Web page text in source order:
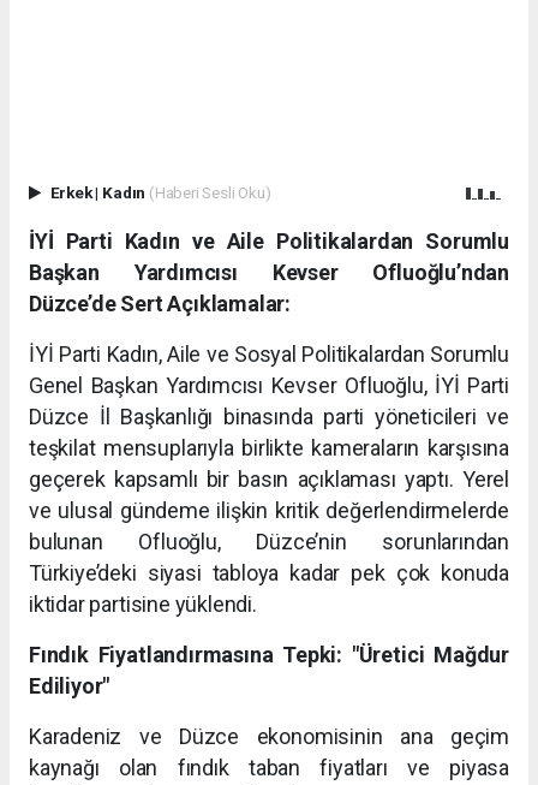
Erkek| Kadın (Haberi Sesli Oku)
İYİ Parti Kadın ve Aile Politikalardan Sorumlu
Başkan Yardımcısı Kevser Ofluoğlu’ndan
Düzce’de Sert Açıklamalar:
İYİ Parti Kadın, Aile ve Sosyal Politikalardan Sorumlu
Genel Başkan Yardımcısı Kevser Ofluoğlu, İYİ Parti
Düzce İl Başkanlığı binasında parti yöneticileri ve
teşkilat mensuplarıyla birlikte kameraların karşısına
geçerek kapsamlı bir basın açıklaması yaptı. Yerel
ve ulusal gündeme ilişkin kritik değerlendirmelerde
bulunan Ofluoğlu, Düzce’nin sorunlarından
Türkiye’deki siyasi tabloya kadar pek çok konuda
iktidar partisine yüklendi.
Fındık Fiyatlandırmasına Tepki: "Üretici Mağdur
Ediliyor"
Karadeniz ve Düzce ekonomisinin ana geçim
kaynağı olan fındık taban fiyatları ve piyasa